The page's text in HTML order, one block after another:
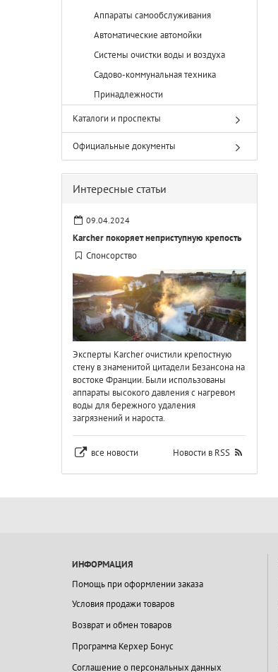
Аппараты самообслуживания
Автоматические автомойки
Системы очистки воды и воздуха
Садово-коммунальная техника
Принадлежности
Каталоги и проспекты
Официальные документы
Интересные статьи
09.04.2024
Karcher покоряет неприступную крепость
Спонсорство
Эксперты Karcher очистили крепостную
стену в знаменитой цитадели Безансона на
востоке Франции. Были использованы
аппараты высокого давления с нагревом
воды для бережного удаления
загрязнений и нароста.
все новости Новости в RSS
ИНФОРМАЦИЯ
Помощь при оформлении заказа
Условия продажи товаров
Возврат и обмен товаров
Программа Керхер Бонус
Соглашение о персональных данных